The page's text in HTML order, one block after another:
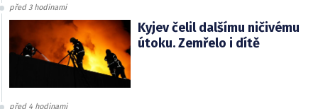
před 3 hodinami
Kyjev čelil dalšímu ničivému
útoku. Zemřelo i dítě
před 4 hodinami